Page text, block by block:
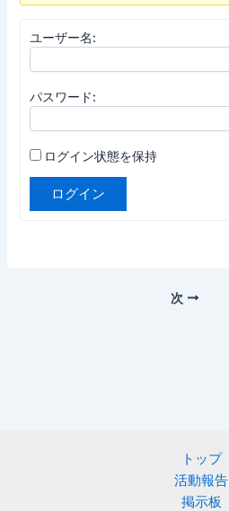
ユーザー名:
パスワード:
ログイン状態を保持
ログイン
次
トップ
活動報告
掲示板